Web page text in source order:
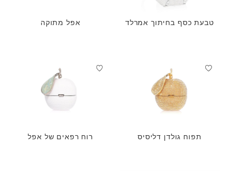
טבעת כסף בחיתוך אמרלד אפל מתוקה
תפוח גולדן דליסיס רוח רפאים של אפל